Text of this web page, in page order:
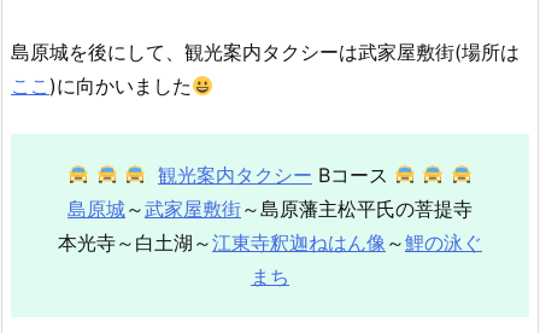
島原城を後にして、観光案内タクシーは武家屋敷街(場所は
ここ )に向かいました
観光案内タクシー Bコース
島原城～武家屋敷街～島原藩主松平氏の菩提寺
本光寺～白土湖～江東寺釈迦ねはん像 ～鯉の泳ぐ
まち